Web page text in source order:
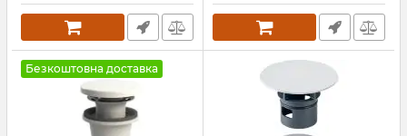
Безкоштовна доставка